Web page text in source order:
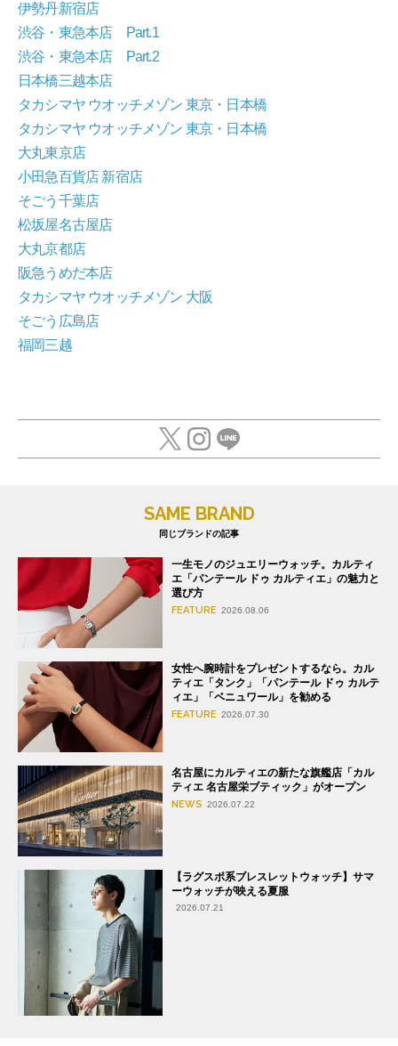
伊勢丹新宿店
渋谷・東急本店 Part.1
渋谷・東急本店 Part.2
日本橋三越本店
タカシマヤ ウオッチメゾン 東京・日本橋
タカシマヤ ウオッチメゾン 東京・日本橋
大丸東京店
小田急百貨店 新宿店
そごう千葉店
松坂屋名古屋店
大丸京都店
阪急うめだ本店
タカシマヤ ウオッチメゾン 大阪
そごう広島店
福岡三越
SAME BRAND
同じブランドの記事
一生モノのジュエリーウォッチ。カルティ
エ「パンテール ドゥ カルティエ」の魅力と
選び方
FEATURE 2026.08.06
女性へ腕時計をプレゼントするなら。カル
ティエ「タンク」「パンテール ドゥ カルテ
ィエ」「ベニュワール」を勧める
FEATURE 2026.07.30
名古屋にカルティエの新たな旗艦店「カル
ティエ 名古屋栄ブティック」がオープン
NEWS 2026.07.22
【ラグスポ系ブレスレットウォッチ】サマ
ーウォッチが映える夏服
2026.07.21